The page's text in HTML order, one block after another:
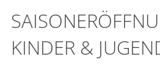
KINDER &